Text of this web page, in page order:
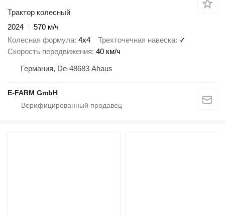
Трактор колесный
2024
570 м/ч
Колесная формула 4x4 Трехточечная навеска ✓
Скорость передвижения 40 км/ч
Германия, De-48683 Ahaus
E-FARM GmbH